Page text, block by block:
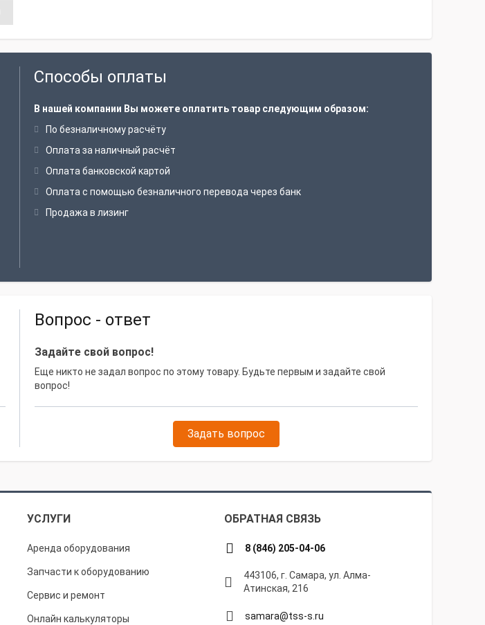
Способы оплаты
В нашей компании Вы можете оплатить товар следующим образом:
По безналичному расчёту
Оплата за наличный расчёт
Оплата банковской картой
Оплата с помощью безналичного перевода через банк
Продажа в лизинг
Вопрос - ответ
Задайте свой вопрос!
Еще никто не задал вопрос по этому товару. Будьте первым и задайте свой
вопрос!
Задать вопрос
УСЛУГИ ОБРАТНАЯ СВЯЗЬ
Аренда оборудования
Запчасти к оборудованию
Сервис и ремонт
Онлайн калькуляторы
8 (846) 205-04-06
443106, г. Самара, ул. Алма-
Атинская, 216
samara@tss-s.ru